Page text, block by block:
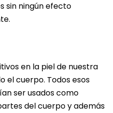
sin ningún efecto
en la piel de nuestra
el cuerpo. Todos esos
ser usados como
del cuerpo y además